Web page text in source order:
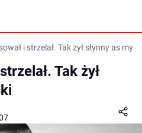
i strzelał. Tak żył słynny as
Tak żył